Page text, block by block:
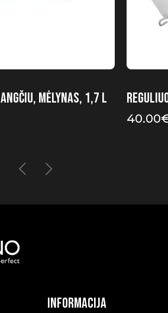
mėlynas, 1,7 l
40.00
Informacija